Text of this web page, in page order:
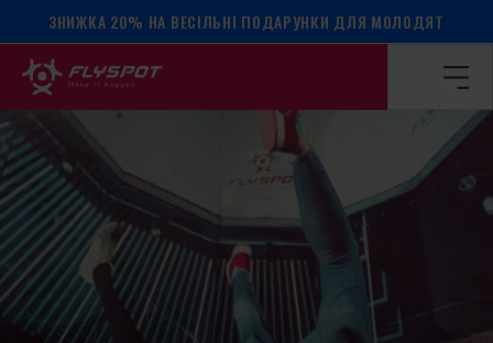
ЗНИЖКА 20% НА ВЕСІЛЬНІ ПОДАРУНКИ ДЛЯ МОЛОДЯТ
Головна сторінка / Календар подій / МАЙСТЕР-КЛАС З